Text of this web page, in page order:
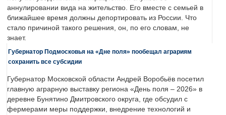
аннулировании вида на жительство. Его вместе с семьей в
ближайшее время должны депортировать из России. Что
стало причиной такого решения, он, по его словам, не
знает.
Губернатор Подмосковья на «Дне поля» пообещал аграриям
сохранить все субсидии
Губернатор Московской области Андрей Воробьёв посетил
главную аграрную выставку региона «День поля – 2026» в
деревне Бунятино Дмитровского округа, где обсудил с
фермерами меры поддержки, внедрение технологий и